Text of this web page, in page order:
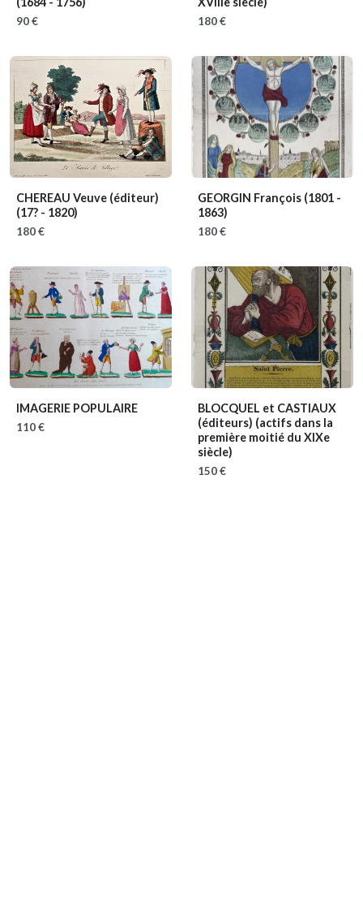
90 € 180 €
CHEREAU Veuve (éditeur)
(17? - 1820)
180 €
GEORGIN François (1801 -
1863)
180 €
IMAGERIE POPULAIRE
110 €
BLOCQUEL et CASTIAUX
(éditeurs) (actifs dans la
première moitié du XIXe
siècle)
150 €